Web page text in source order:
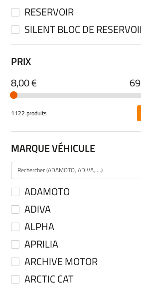
RESERVOIR
SILENT BLOC DE
PRIX
8,00 €
1122 produits
MARQUE VÉHICULE
ADAMOTO
ADIVA
ALPHA
APRILIA
ARCHIVE MOTOR
ARCTIC CAT